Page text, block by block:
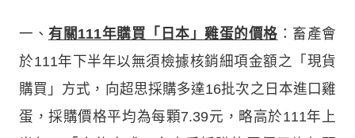
一、 有關111年購買「日本」雞蛋的價格 ：畜產會
於111年下半年以無須檢據核銷細項金額之「現貨
購買」方式，向超思採購多達16批次之日本進口雞
蛋，採購價格平均為每顆7.39元，略高於111年上